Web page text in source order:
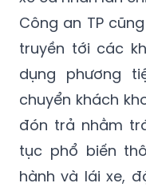
hạn chế tình
xe cá nhân lấn
Công an TP
truyền tới các
dụng phương
chuyển khách
đón trả nhằm